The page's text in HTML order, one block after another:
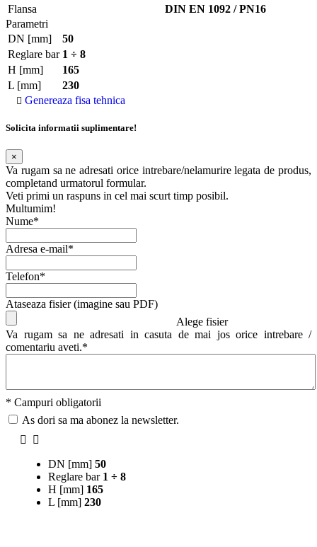
Flansa
DIN EN 1092 / PN16
Parametri
DN [mm]
50
Reglare bar 1 ÷ 8
H [mm]
165
L [mm]
230
Genereaza fisa tehnica
Solicita informatii suplimentare!
×
Va rugam sa ne adresati orice intrebare/nelamurire legata de produs,
completand urmatorul formular.
Veti primi un raspuns in cel mai scurt timp posibil.
Multumim!
Nume*
Adresa e-mail*
Telefon*
Ataseaza fisier (imagine sau PDF)
Alege fisier
Va rugam sa ne adresati in casuta de mai jos orice intrebare /
comentariu aveti.*
* Campuri obligatorii
As dori sa ma abonez la newsletter.
DN [mm] 50
Reglare bar 1 ÷ 8
H [mm] 165
L [mm] 230